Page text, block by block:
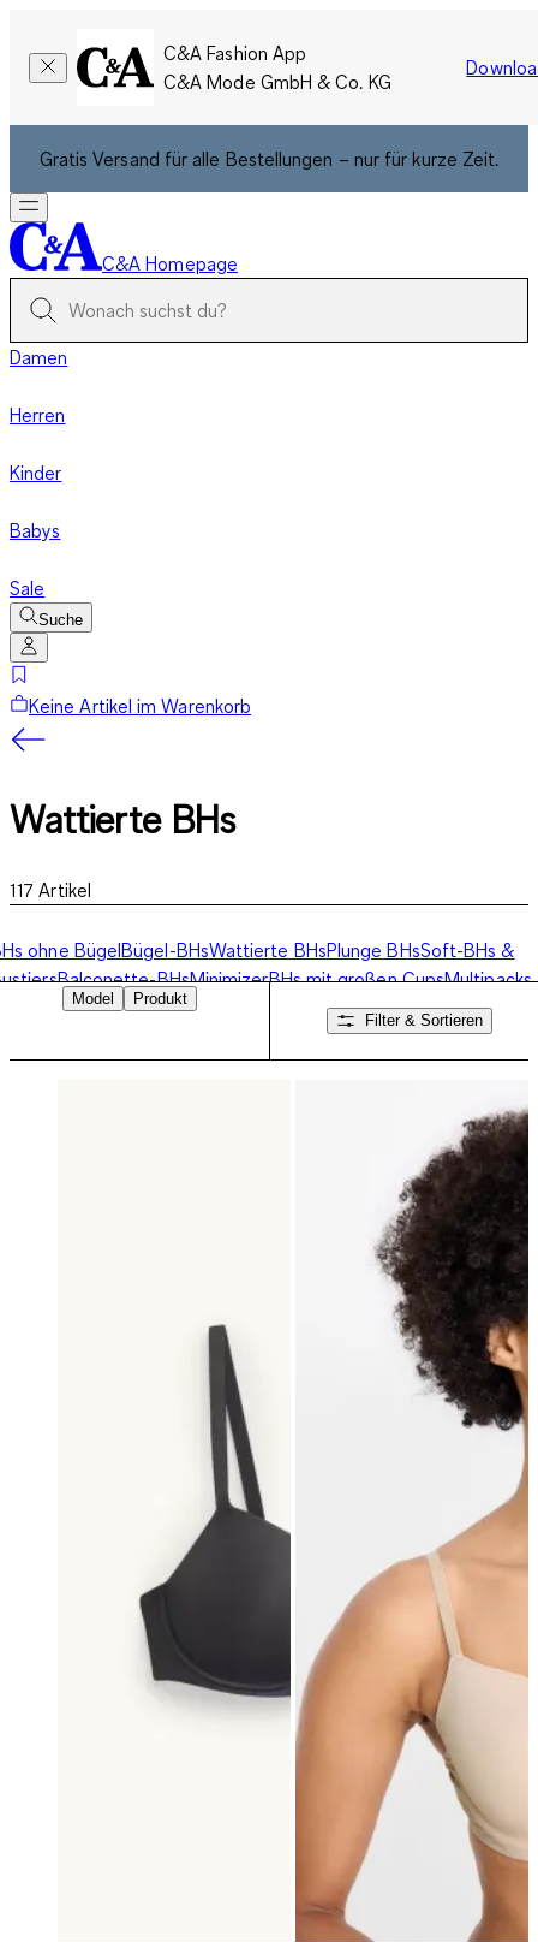
C&A Fashion App
C&A Mode GmbH & Co. KG
Gratis Versand für alle Bestellungen – nur für kurze Zeit.
C&A Homepage
Damen
Herren
Kinder
Babys
Sale
Suche
Keine Artikel im Warenkorb
Wattierte BHs
117 Artikel
ohne BügelBügel-BHsWattierte BHsPlunge BHsSoft-BHs &
Balconette-BHsMinimizerBHs mit großen CupsMultipacks
Model
Produkt
Filter & Sortieren